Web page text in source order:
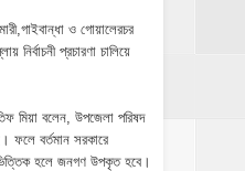
ও গোয়ালেরচর
নির্বাচনী প্রচারণা চালিয়ে
মিয়া বলেন, উপজেলা পরিষদ
ফলে বর্তমান সরকারে
হলে জনগণ উপকৃত হবে।